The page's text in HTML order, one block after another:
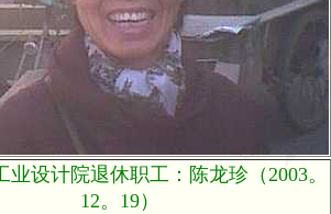
业设计院退休职工：陈龙珍（2003。
12。19）